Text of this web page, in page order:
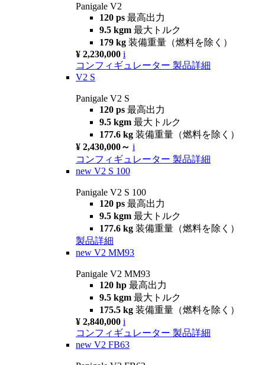
Panigale V2
120 ps 最高出力
9.5 kgm 最大トルク
179 kg 装備重量（燃料を除く）
¥ 2,230,000 i
コンフィギュレーター 製品詳細
V2 S
Panigale V2 S
120 ps 最高出力
9.5 kgm 最大トルク
177.6 kg 装備重量（燃料を除く）
¥ 2,430,000～ i
コンフィギュレーター 製品詳細
new V2 S 100
Panigale V2 S 100
120 ps 最高出力
9.5 kgm 最大トルク
177.6 kg 装備重量（燃料を除く）
製品詳細
new V2 MM93
Panigale V2 MM93
120 hp 最高出力
9.5 kgm 最大トルク
175.5 kg 装備重量（燃料を除く）
¥ 2,840,000 i
コンフィギュレーター 製品詳細
new V2 FB63